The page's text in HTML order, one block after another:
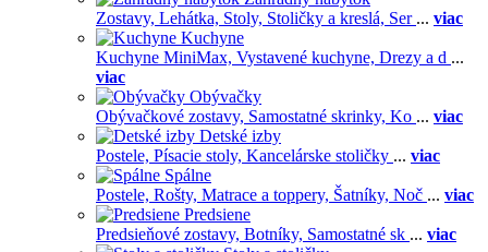
Zostavy, Lehátka, Stoly, Stoličky a kreslá, Ser ... viac
Kuchyne
Kuchyne MiniMax, Vystavené kuchyne, Drezy a d ...
viac
Obývačky
Obývačkové zostavy, Samostatné skrinky, Ko ... viac
Detské izby
Postele, Písacie stoly, Kancelárske stoličky ... viac
Spálne
Postele, Rošty, Matrace a toppery, Šatníky, Noč ... viac
Predsiene
Predsieňové zostavy, Botníky, Samostatné sk ... viac